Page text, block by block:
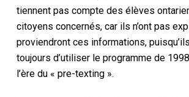
tiennent pas compte des élèves
citoyens concernés, car ils n’ont pas
proviendront ces informations,
toujours d’utiliser le programme de
l’ère du « pre-texting ».